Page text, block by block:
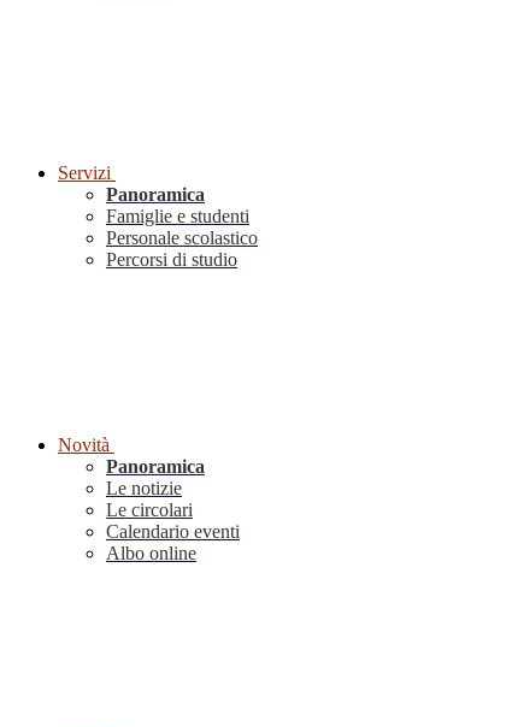
Servizi
Panoramica
Famiglie e studenti
Personale scolastico
Percorsi di studio
Novità
Panoramica
Le notizie
Le circolari
Calendario eventi
Albo online